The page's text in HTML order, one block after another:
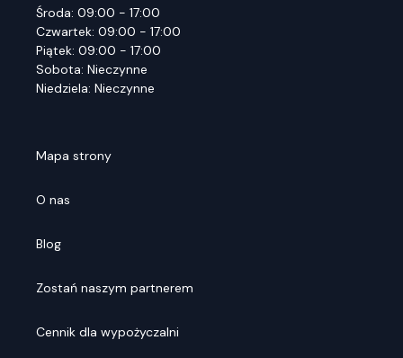
Środa: 09:00 - 17:00
Czwartek: 09:00 - 17:00
Piątek: 09:00 - 17:00
Sobota: Nieczynne
Niedziela: Nieczynne
Mapa strony
O nas
Blog
Zostań naszym partnerem
Cennik dla wypożyczalni